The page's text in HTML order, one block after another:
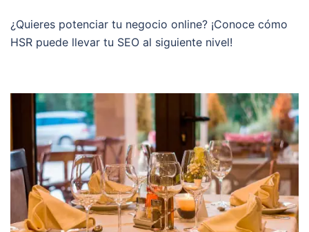
¿Quieres potenciar tu negocio online? ¡Conoce cómo
HSR puede llevar tu SEO al siguiente nivel!